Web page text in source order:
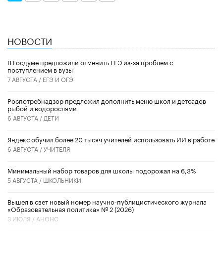
НОВОСТИ
В Госдуме предложили отменить ЕГЭ из-за проблем с
поступлением в вузы
7 АВГУСТА / ЕГЭ И ОГЭ
Роспотребнадзор предложил дополнить меню школ и детсадов
рыбой и водорослями
6 АВГУСТА / ДЕТИ
​Яндекс обучил более 20 тысяч учителей использовать ИИ в работе
6 АВГУСТА /УЧИТЕЛЯ
Минимальный набор товаров для школы подорожал на 6,3%
5 АВГУСТА / ШКОЛЬНИКИ
Вышел в свет новый номер научно-публицистического журнала
«Образовательная политика» № 2 (2026)
3 ИЮЛЯ / АНОНС